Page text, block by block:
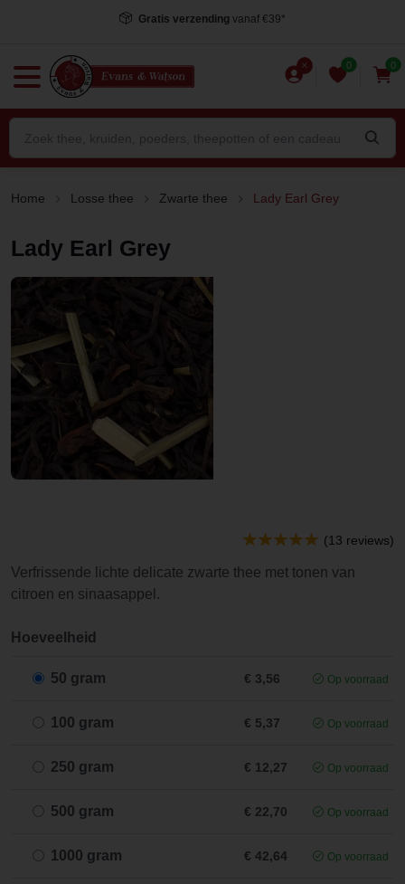
Gratis verzending vanaf €39*
0 0
Home Losse thee Zwarte thee Lady Earl Grey
Lady Earl Grey
(13 reviews)
Verfrissende lichte delicate zwarte thee met tonen van
citroen en sinaasappel.
Hoeveelheid
50 gram € 3,56 Op voorraad
100 gram € 5,37 Op voorraad
250 gram € 12,27 Op voorraad
500 gram € 22,70 Op voorraad
1000 gram € 42,64 Op voorraad